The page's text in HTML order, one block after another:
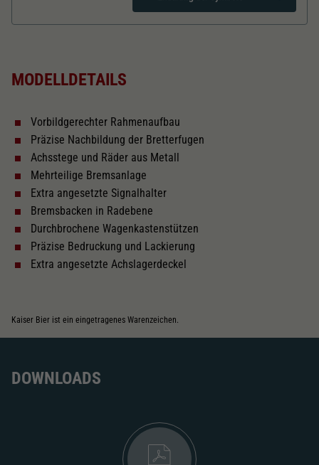
Kurzkupplungskinematik
2187
Tauschsatz für Wechselstrom
Schliessen
MODELLDETAILS
Vorbildgerechter Rahmenaufbau
Präzise Nachbildung der Bretterfugen
Achsstege und Räder aus Metall
Mehrteilige Bremsanlage
Extra angesetzte Signalhalter
Bremsbacken in Radebene
Durchbrochene Wagenkastenstützen
Präzise Bedruckung und Lackierung
Extra angesetzte Achslagerdeckel
Kaiser Bier ist ein eingetragenes Warenzeichen.
DOWNLOADS
Einstellungen. Unter anderem eine zufällig